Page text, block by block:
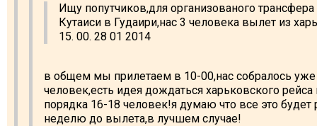
Ищу попутчиков,для организованого трансфера
Кутаиси в Гудаири,нас 3 человека вылет из
15. 00. 28 01 2014
в общем мы прилетаем в 10-00,нас собралось
человек,есть идея дождаться харьковского рейса
порядка 16-18 человек!я думаю что все это будет
неделю до вылета,в лучшем случае!